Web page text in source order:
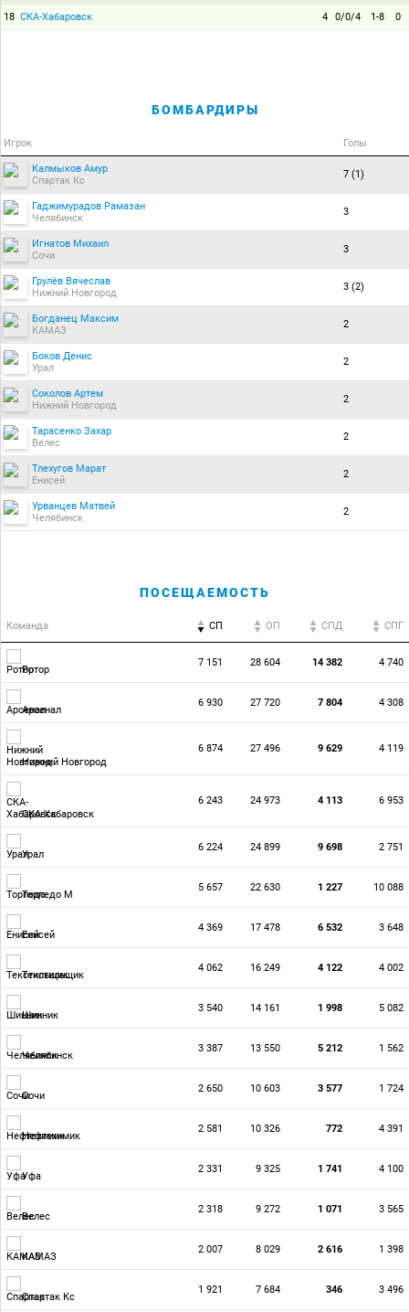
18 СКА-Хабаровск 4 0/0/4 1-8 0
БОМБАРДИРЫ
Игрок Голы
Калмыков Амур
Спартак Кс
7 (1)
Гаджимурадов Рамазан
Челябинск
3
Игнатов Михаил
Сочи
3
Грулёв Вячеслав
Нижний Новгород
3 (2)
Богданец Максим
КАМАЗ
2
Боков Денис
Урал
2
Соколов Артем
Нижний Новгород
2
Тарасенко Захар
Велес
2
Тлехугов Марат
Енисей
2
Урванцев Матвей
Челябинск
2
ПОСЕЩАЕМОСТЬ
Команда СП ОП CПД CПГ
Ротор
7 151 28 604 14 382 4 740
Арсенал
6 930 27 720 7 804 4 308
Нижний Новгород
6 874 27 496 9 629 4 119
СКА-Хабаровск
6 243 24 973 4 113 6 953
Урал
6 224 24 899 9 698 2 751
Торпедо М
5 657 22 630 1 227 10 088
Енисей
4 369 17 478 6 532 3 648
Текстильщик
4 062 16 249 4 122 4 002
Шинник
3 540 14 161 1 998 5 082
Челябинск
3 387 13 550 5 212 1 562
Сочи
2 650 10 603 3 577 1 724
Нефтехимик
2 581 10 326 772 4 391
Уфа
2 331 9 325 1 741 4 100
Велес
2 318 9 272 1 071 3 565
КАМАЗ
2 007 8 029 2 616 1 398
Спартак Кс
1 921 7 684 346 3 496